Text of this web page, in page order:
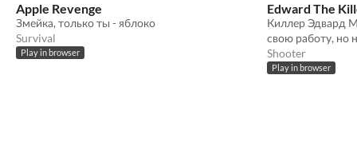
Apple Revenge
Змейка, только ты - яблоко
Survival
Play in browser
Edward The
Киллер Эдвард
свою работу, но
Shooter
Play in browser